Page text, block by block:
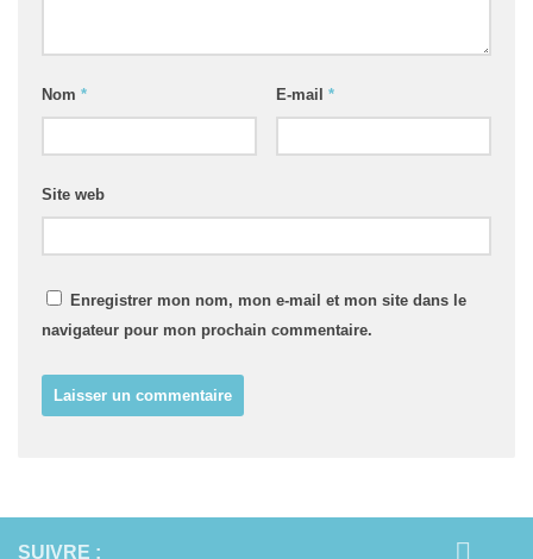
Nom * E-mail *
Site web
Enregistrer mon nom, mon e-mail et mon site dans le
navigateur pour mon prochain commentaire.
SUIVRE :